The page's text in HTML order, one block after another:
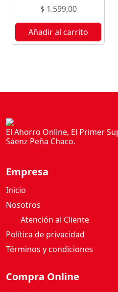
$1.599,00
Añadir al carrito
El Ahorro Online, El Primer
Sáenz Peña Chaco.
Empresa
Inicio
Nosotros
Atención al Cliente
Política de privacidad
Términos y condiciones
Compra Online